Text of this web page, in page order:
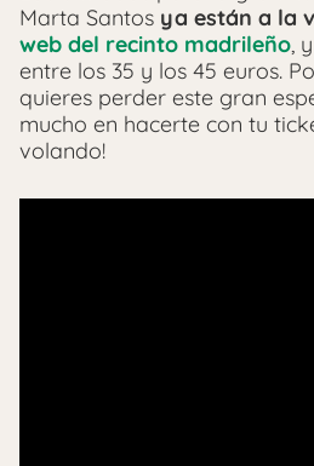
Marta Santos ya están a la
web del recinto madrileño,
entre los 35 y los 45 euros.
quieres perder este gran
mucho en hacerte con tu
volando!